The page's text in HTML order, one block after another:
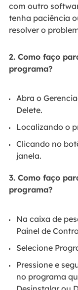
com outro
tenha paciência
resolver o
2. Como faço
programa?
Abra o
Delete.
Localizando o
Clicando no
janela.
3. Como faço
programa?
Na caixa de
Painel de
Selecione
Pressione e
no programa